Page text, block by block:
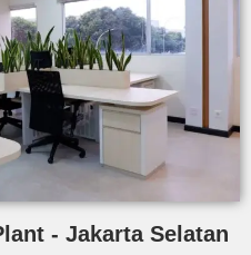
- Jakarta Selatan